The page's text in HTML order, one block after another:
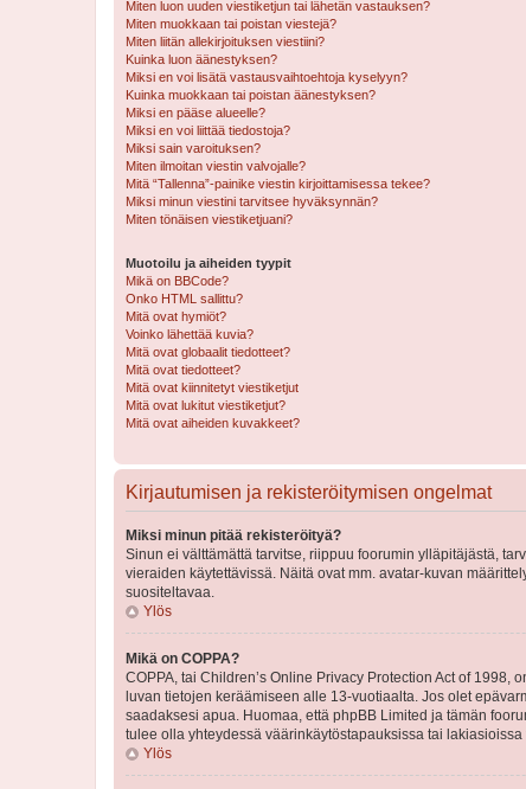
Miten luon uuden viestiketjun tai lähetän vastauksen?
Miten muokkaan tai poistan viestejä?
Miten liitän allekirjoituksen viestiini?
Kuinka luon äänestyksen?
Miksi en voi lisätä vastausvaihtoehtoja kyselyyn?
Kuinka muokkaan tai poistan äänestyksen?
Miksi en pääse alueelle?
Miksi en voi liittää tiedostoja?
Miksi sain varoituksen?
Miten ilmoitan viestin valvojalle?
Mitä “Tallenna”-painike viestin kirjoittamisessa tekee?
Miksi minun viestini tarvitsee hyväksynnän?
Miten tönäisen viestiketjuani?
Muotoilu ja aiheiden tyypit
Mikä on BBCode?
Onko HTML sallittu?
Mitä ovat hymiöt?
Voinko lähettää kuvia?
Mitä ovat globaalit tiedotteet?
Mitä ovat tiedotteet?
Mitä ovat kiinnitetyt viestiketjut
Mitä ovat lukitut viestiketjut?
Mitä ovat aiheiden kuvakkeet?
Kirjautumisen ja rekisteröitymisen ongelmat
Miksi minun pitää rekisteröityä?
Sinun ei välttämättä tarvitse, riippuu foorumin ylläpitäjästä,
vieraiden käytettävissä. Näitä ovat mm. avatar-kuvan
suositeltavaa.
Ylös
Mikä on COPPA?
COPPA, tai Children’s Online Privacy Protection Act of
luvan tietojen keräämiseen alle 13-vuotiaalta. Jos olet
saadaksesi apua. Huomaa, että phpBB Limited ja tämän
tulee olla yhteydessä väärinkäytöstapauksissa tai lakiasioissa
Ylös